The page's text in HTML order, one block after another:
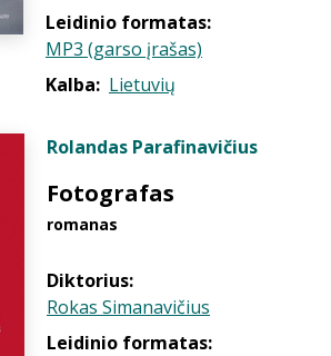
Leidinio formatas:
MP3 (garso įrašas)
Kalba: Lietuvių
Rolandas Parafinavičius
Fotografas
romanas
Diktorius:
Rokas Simanavičius
Leidinio formatas: